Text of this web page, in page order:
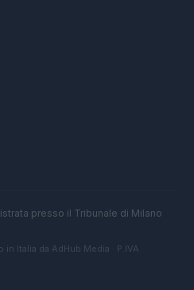
presso il Tribunale di Milano
in Italia da AdHub Media · P.IVA